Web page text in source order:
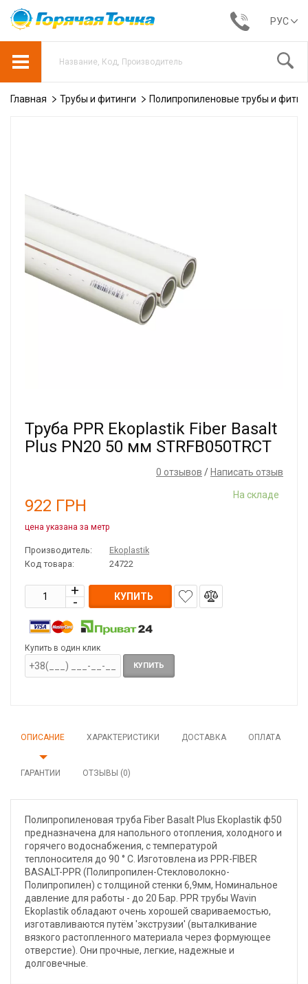
РУС
Главная Трубы и фитинги Полипропиленовые трубы и
Труба PPR Ekoplastik Fiber Basalt
Plus PN20 50 мм STRFB050TRCT
0 отзывов / Написать отзыв
922 ГРН
На складе
цена указана за метр
Производитель:
Ekoplastik
Код товара:
24722
КУПИТЬ
Купить в один клик
КУПИТЬ
ОПИСАНИЕ ХАРАКТЕРИСТИКИ ДОСТАВКА ОПЛАТА
ГАРАНТИИ ОТЗЫВЫ (0)
Полипропиленовая труба Fiber Basalt Plus Ekoplastik ф50
предназначена для напольного отопления, холодного и
горячего водоснабжения, с температурой
теплоносителя до 90 ° С. Изготовлена из PPR-FIBER
BASALT-PPR (Полипропилен-Стекловолокно-
Полипропилен) с толщиной стенки 6,9мм, Номинальное
давление для работы - до 20 Бар. PPR трубы Wavin
Ekoplastik обладают очень хорошей свариваемостью,
изготавливаются путём 'экструзии' (выталкивание
вязкого растопленного материала через формующее
отверстие). Они прочные, легкие, надежные и
долговечные.